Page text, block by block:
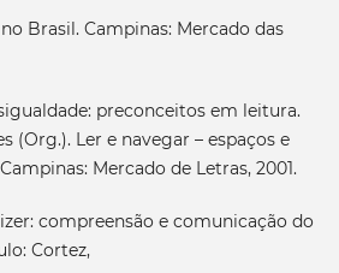
no Brasil. Campinas: Mercado das
preconceitos em leitura.
(Org.). Ler e navegar – espaços e
Mercado de Letras, 2001.
compreensão e comunicação do
Cortez,